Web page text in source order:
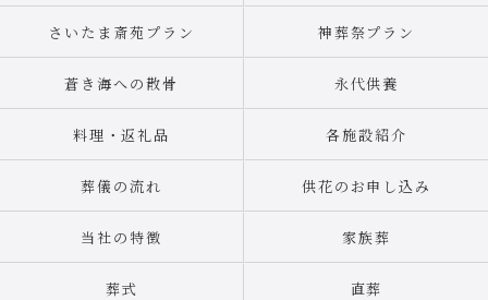
さいたま斎苑プラン 神葬祭プラン
蒼き海への散骨 永代供養
料理・返礼品 各施設紹介
葬儀の流れ 供花のお申し込み
当社の特徴 家族葬
葬式 直葬